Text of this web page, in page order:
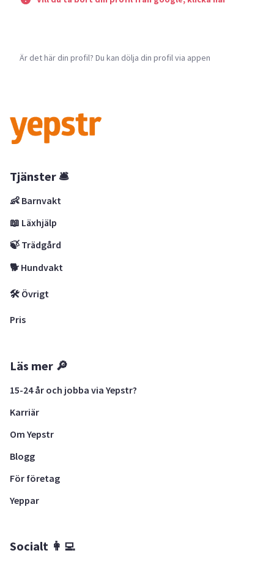
Är det här din profil? Du kan dölja din profil via appen
Tjänster 🛎
👶 Barnvakt
📖 Läxhjälp
🍃 Trädgård
🐕 Hundvakt
🛠 Övrigt
Pris
Läs mer 🔎
15-24 år och jobba via Yepstr?
Karriär
Om Yepstr
Blogg
För företag
Yeppar
Socialt 👩‍💻